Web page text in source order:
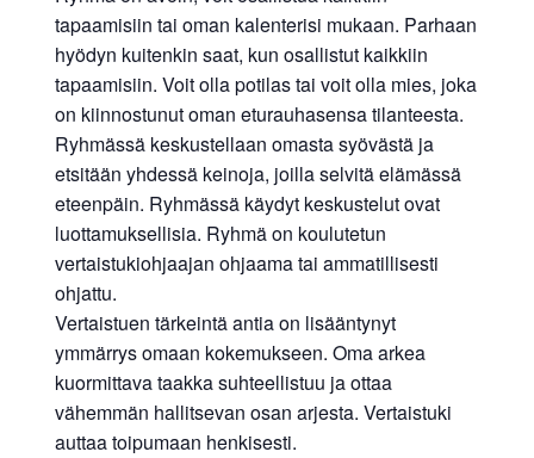
tapaamisiin tai oman kalenterisi mukaan. Parhaan
hyödyn kuitenkin saat, kun osallistut kaikkiin
tapaamisiin. Voit olla potilas tai voit olla mies, joka
on kiinnostunut oman eturauhasensa tilanteesta.
Ryhmässä keskustellaan omasta syövästä ja
etsitään yhdessä keinoja, joilla selvitä elämässä
eteenpäin. Ryhmässä käydyt keskustelut ovat
luottamuksellisia. Ryhmä on koulutetun
vertaistukiohjaajan ohjaama tai ammatillisesti
ohjattu.
Vertaistuen tärkeintä antia on lisääntynyt
ymmärrys omaan kokemukseen. Oma arkea
kuormittava taakka suhteellistuu ja ottaa
vähemmän hallitsevan osan arjesta. Vertaistuki
auttaa toipumaan henkisesti.